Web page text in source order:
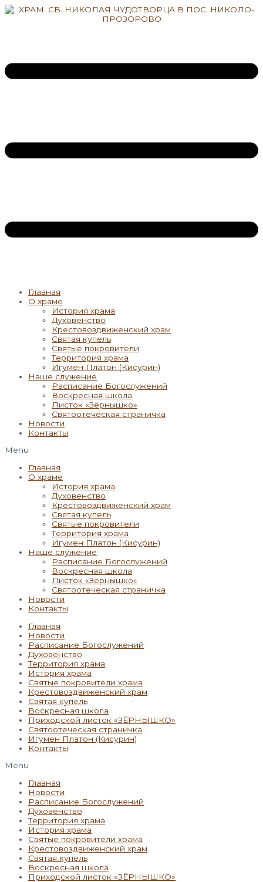
Перейти
Главная
О храме
История храма
Духовенство
Крестовоздвиженский храм
Святая купель
Святые покровители
Территория храма
Игумен Платон (Кисурин)
Наше служение
Расписание Богослужений
Воскресная школа
Листок «Зёрнышко»
Святоотеческая страничка
Новости
Контакты
Menu
Главная
О храме
История храма
Духовенство
Крестовоздвиженский храм
Святая купель
Святые покровители
Территория храма
Игумен Платон (Кисурин)
Наше служение
Расписание Богослужений
Воскресная школа
Листок «Зёрнышко»
Святоотеческая страничка
Новости
Контакты
Главная
Новости
Расписание Богослужений
Духовенство
Территория храма
История храма
Святые покровители храма
Крестовоздвиженский храм
Святая купель
Воскресная школа
Приходской листок «ЗЁРНЫШКО»
Святоотеческая страничка
Игумен Платон (Кисурин)
Контакты
Menu
Главная
Новости
Расписание Богослужений
Духовенство
Территория храма
История храма
Святые покровители храма
Крестовоздвиженский храм
Святая купель
Воскресная школа
Приходской листок «ЗЁРНЫШКО»